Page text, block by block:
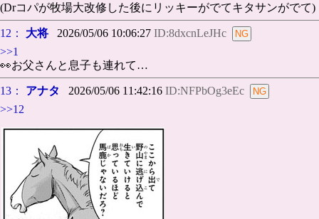
(Drコパが牧場大改修した後にリッキーがでてキタサンがでて)
12： 大将 2026/05/06 10:06:27 ID:8dxcnLeJHc
>>1
👀お父さんと息子も連れて…
13： アナタ 2026/05/06 11:42:16 ID:NFPbOg3eEc
>>12